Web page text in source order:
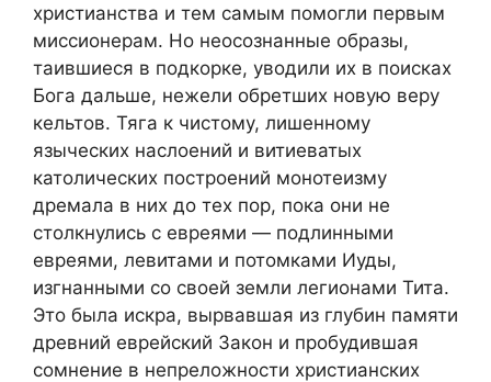
христианства и тем самым помогли первым
миссионерам. Но неосознанные образы,
таившиеся в подкорке, уводили их в поисках
Бога дальше, нежели обретших новую веру
кельтов. Тяга к чистому, лишенному
языческих наслоений и витиеватых
католических построений монотеизму
дремала в них до тех пор, пока они не
столкнулись с евреями — подлинными
евреями, левитами и потомками Иуды,
изгнанными со своей земли легионами Тита.
Это была искра, вырвавшая из глубин памяти
древний еврейский Закон и пробудившая
сомнение в непреложности христианских